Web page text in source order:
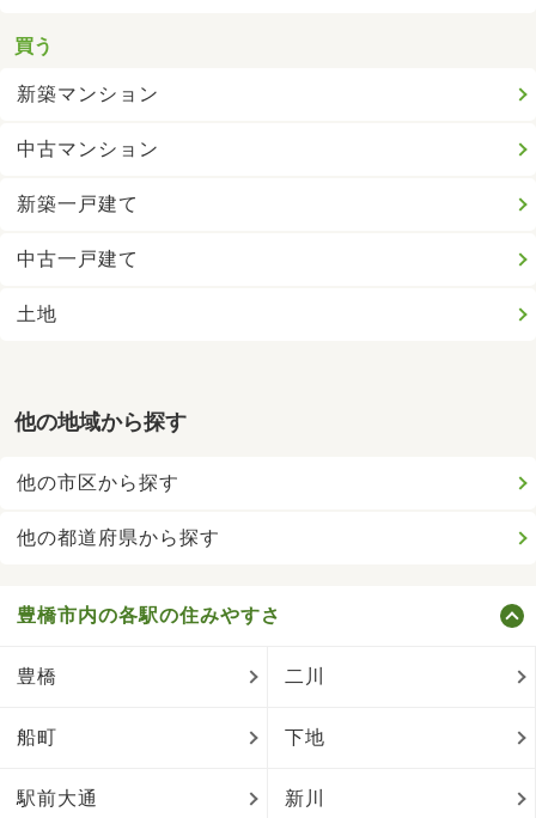
買う
新築マンション
中古マンション
新築一戸建て
中古一戸建て
土地
他の地域から探す
他の市区から探す
他の都道府県から探す
豊橋市内の各駅の住みやすさ
豊橋 二川
船町 下地
駅前大通 新川